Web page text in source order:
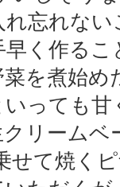
れ忘れな
早く作る
を煮始め
っても
リーム
せて焼く